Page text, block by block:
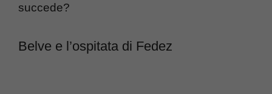
succede?
Belve e l’ospitata di Fedez